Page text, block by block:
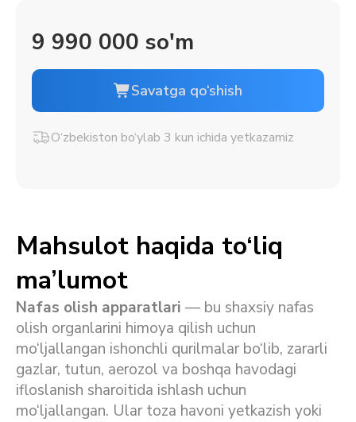
9 990 000 so'm
Savatga qo‘shish
O‘zbekiston bo‘ylab 3 kun ichida yetkazamiz
Mahsulot haqida to‘liq
ma’lumot
Nafas olish apparatlari — bu shaxsiy nafas
olish organlarini himoya qilish uchun
mo‘ljallangan ishonchli qurilmalar bo‘lib, zararli
gazlar, tutun, aerozol va boshqa havodagi
ifloslanish sharoitida ishlash uchun
mo‘ljallangan. Ular toza havoni yetkazish yoki